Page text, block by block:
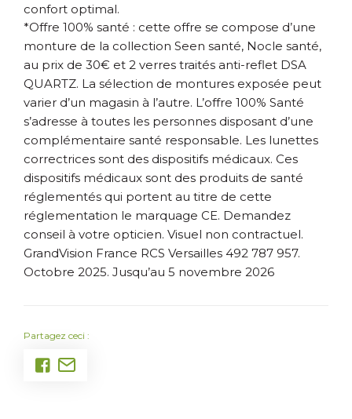
confort optimal.
*Offre 100% santé : cette offre se compose d’une
monture de la collection Seen santé, Nocle santé,
au prix de 30€ et 2 verres traités anti-reflet DSA
QUARTZ. La sélection de montures exposée peut
varier d’un magasin à l’autre. L’offre 100% Santé
s’adresse à toutes les personnes disposant d’une
complémentaire santé responsable. Les lunettes
correctrices sont des dispositifs médicaux. Ces
dispositifs médicaux sont des produits de santé
réglementés qui portent au titre de cette
réglementation le marquage CE. Demandez
conseil à votre opticien. Visuel non contractuel.
GrandVision France RCS Versailles 492 787 957.
Octobre 2025. Jusqu’au 5 novembre 2026
Partagez ceci :